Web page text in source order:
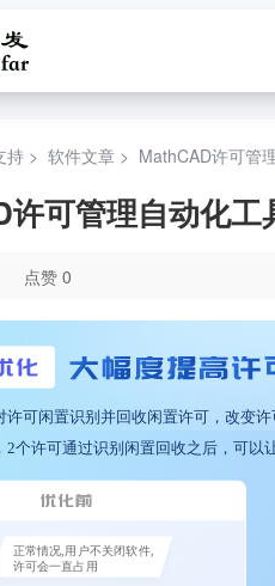
持 > 软件文章 > MathCAD许可管
可管理自动化工
点赞 0